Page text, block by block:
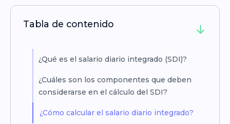
Tabla de contenido
¿Qué es el salario diario integrado (SDI)?
¿Cuáles son los componentes que deben
considerarse en el cálculo del SDI?
¿Cómo calcular el salario diario integrado?